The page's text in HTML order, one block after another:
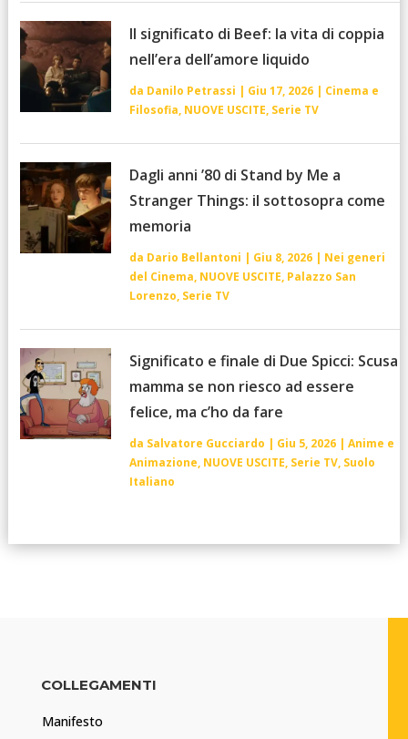
Il significato di Beef: la vita di coppia
nell’era dell’amore liquido
da Danilo Petrassi | Giu 17, 2026| Cinema e
Filosofia, NUOVE USCITE, Serie TV
Dagli anni ’80 di Stand by Me a
Stranger Things: il sottosopra come
memoria
da Dario Bellantoni | Giu 8, 2026| Nei generi
del Cinema, NUOVE USCITE, Palazzo San
Lorenzo, Serie TV
Significato e finale di Due Spicci: Scusa
mamma se non riesco ad essere
felice, ma c’ho da fare
da Salvatore Gucciardo | Giu 5, 2026| Anime e
Animazione, NUOVE USCITE, Serie TV, Suolo
Italiano
COLLEGAMENTI
Manifesto